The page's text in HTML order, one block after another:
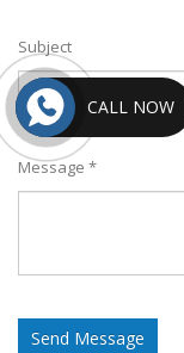
Subject
Message *
CALL NOW